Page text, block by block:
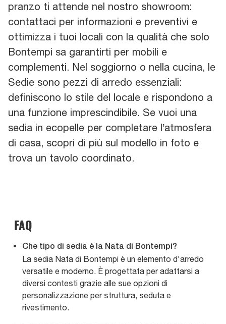
pranzo ti attende nel nostro showroom:
contattaci per informazioni e preventivi e
ottimizza i tuoi locali con la qualità che solo
Bontempi sa garantirti per mobili e
complementi. Nel soggiorno o nella cucina, le
Sedie sono pezzi di arredo essenziali:
definiscono lo stile del locale e rispondono a
una funzione imprescindibile. Se vuoi una
sedia in ecopelle per completare l’atmosfera
di casa, scopri di più sul modello in foto e
trova un tavolo coordinato.
FAQ
Che tipo di sedia è la Nata di Bontempi?
La sedia Nata di Bontempi è un elemento d'arredo
versatile e moderno. È progettata per adattarsi a
diversi contesti grazie alle sue opzioni di
personalizzazione per struttura, seduta e
rivestimento.